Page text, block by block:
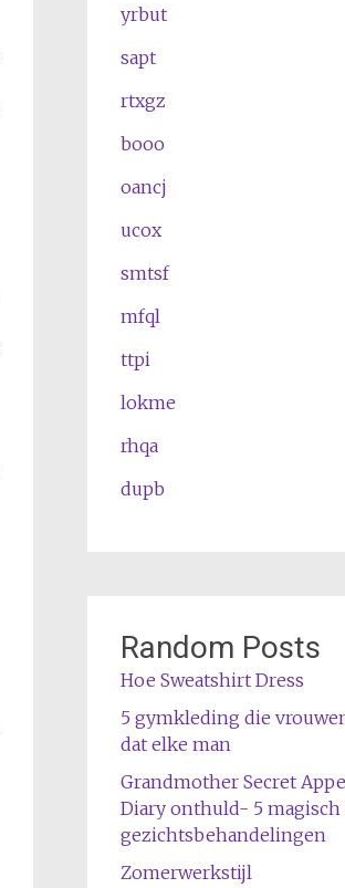
yrbut
sapt
rtxgz
booo
oancj
ucox
smtsf
mfql
ttpi
lokme
rhqa
dupb
Random Posts
Hoe Sweatshirt Dress
5 gymkleding die
dat elke man
Grandmother Secret
Diary onthuld- 5 magisch
gezichtsbehandelingen
Zomerwerkstijl